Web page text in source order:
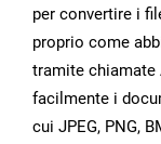
per convertire i
proprio come
tramite chiamate
facilmente i
cui JPEG, PNG,